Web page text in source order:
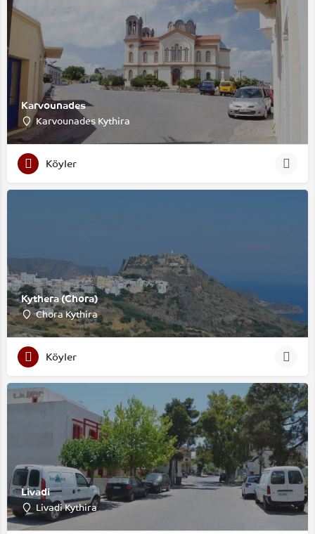
Karvounades
Karvounades Kythira
Köyler
Kythera (Chora)
Chora Kythira
Köyler
Livadi
Livadi Kythira